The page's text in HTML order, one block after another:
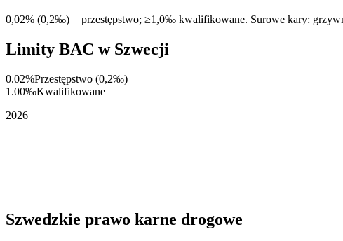
0,02% (0,2‰) = przestępstwo; ≥1,0‰ kwalifikowane. Surowe kary:
Limity BAC w Szwecji
0.02%Przestępstwo (0,2‰)
1.00‰Kwalifikowane
2026
Szwedzkie prawo karne drogowe